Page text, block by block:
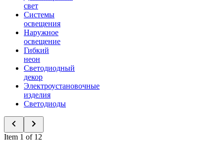
свет
Системы
освещения
Наружное
освещение
Гибкий
неон
Светодиодный
декор
Электроустановочные
изделия
Светодиоды
Item 1 of 12